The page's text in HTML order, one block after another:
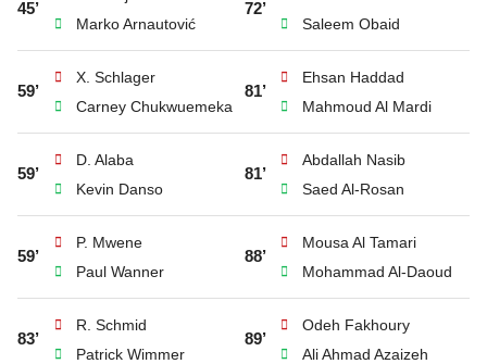
45’
Marko Arnautović
72’
Saleem Obaid
59’
X. Schlager
Carney Chukwuemeka
81’
Ehsan Haddad
Mahmoud Al Mardi
59’
D. Alaba
Kevin Danso
81’
Abdallah Nasib
Saed Al-Rosan
59’
P. Mwene
Paul Wanner
88’
Mousa Al Tamari
Mohammad Al-Daoud
83’
R. Schmid
Patrick Wimmer
89’
Odeh Fakhoury
Ali Ahmad Azaizeh